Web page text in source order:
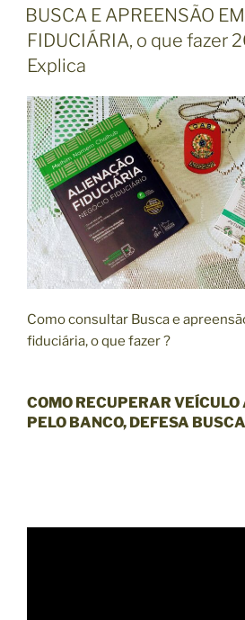
U
B
L
I
C
D
O
E
M
BUSCA E APREENSÃO
FIDUCIÁRIA, o que fazer
Explica
Como consultar Busca e
fiduciária, o que fazer ?
COMO RECUPERAR
PELO BANCO, DEFESA